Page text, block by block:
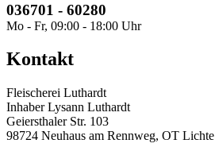
036701 - 60280
Mo - Fr, 09:00 - 18:00 Uhr
Kontakt
Fleischerei Luthardt
Inhaber Lysann Luthardt
Geiersthaler Str. 103
98724 Neuhaus am Rennweg, OT Lichte